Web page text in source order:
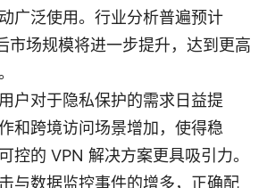
广泛使用。行业分析普遍预计
市场规模将进一步提升，达到更高
户对于隐私保护的需求日益提
和跨境访问场景增加，使得稳
控的 VPN 解决方案更具吸引力。
与数据监控事件的增多，正确配